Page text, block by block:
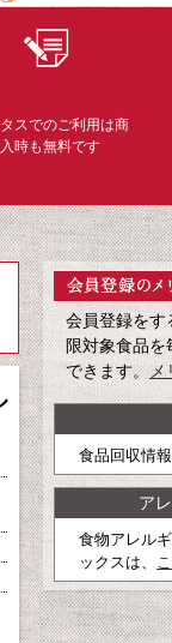
スでのご利用は商
時も無料です
会員登録をす
限対象食品を
できます。メ
食品回収情
ア
食物アレル
ックスは、